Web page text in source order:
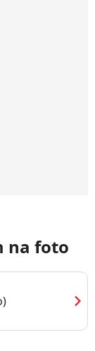
na foto
chevron_right